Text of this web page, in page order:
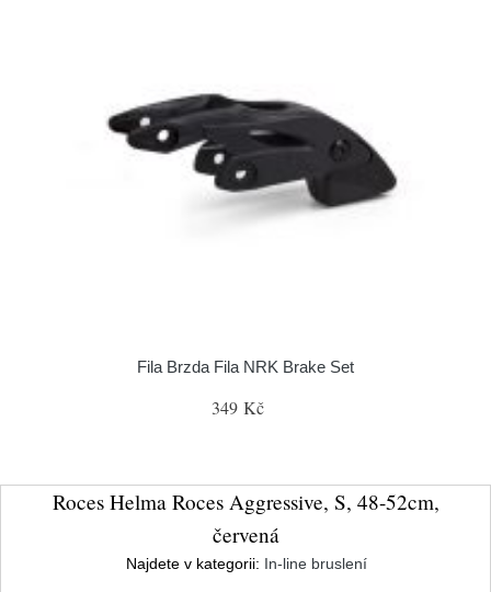
Fila Brzda Fila NRK Brake Set
349 Kč
Roces Helma Roces Aggressive, S, 48-52cm,
červená
Najdete v kategorii: In-line bruslení